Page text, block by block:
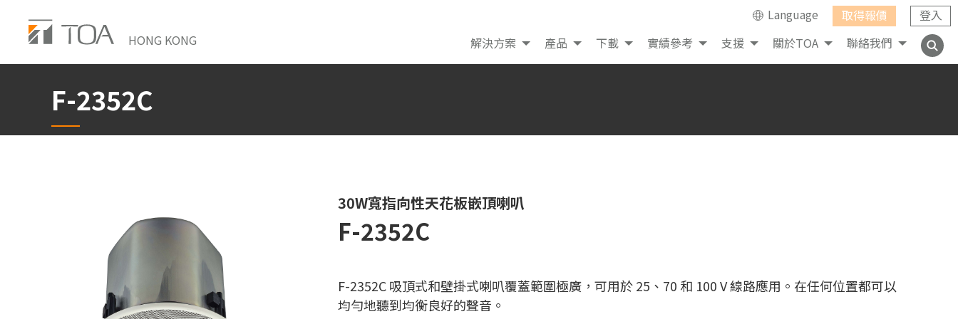
main
content
HONG KONG
Language 取得報價
登入
解決方案
產品 下載 實績參考 支援 關於TOA 聯絡我們
F-2352C
30W寬指向性天花板嵌頂喇叭
F-2352C
F-2352C 吸頂式和壁掛式喇叭覆蓋範圍極廣，可用於 25、70 和 100 V 線路應用。在任何位置都可以
均勻地聽到均衡良好的聲音。